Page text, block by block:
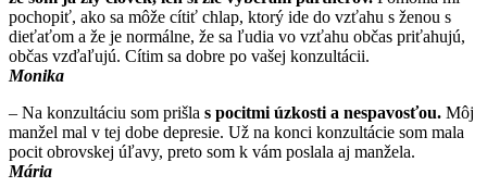
pochopiť, ako sa môže cítiť chlap, ktorý ide do vzťahu s ženou s
dieťaťom a že je normálne, že sa ľudia vo vzťahu občas priťahujú,
občas vzďaľujú. Cítim sa dobre po vašej konzultácii.
Monika
– Na konzultáciu som prišla s pocitmi úzkosti a nespavosťou. Môj
manžel mal v tej dobe depresie. Už na konci konzultácie som mala
pocit obrovskej úľavy, preto som k vám poslala aj manžela.
Mária